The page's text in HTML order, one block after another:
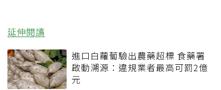
延伸閱讀
進口白蘿蔔驗出農藥超標 食藥署
啟動溯源：違規業者最高可罰2億
元